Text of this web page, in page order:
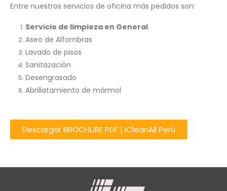
Entre nuestros servicios de oficina más pedidos son:
Servicio de limpieza en General
Aseo de Alfombras
Lavado de pisos
Sanitazación
Desengrasado
Abrillatamiento de mármol
Descargar BROCHURE PDF | iCleanAll Perú​